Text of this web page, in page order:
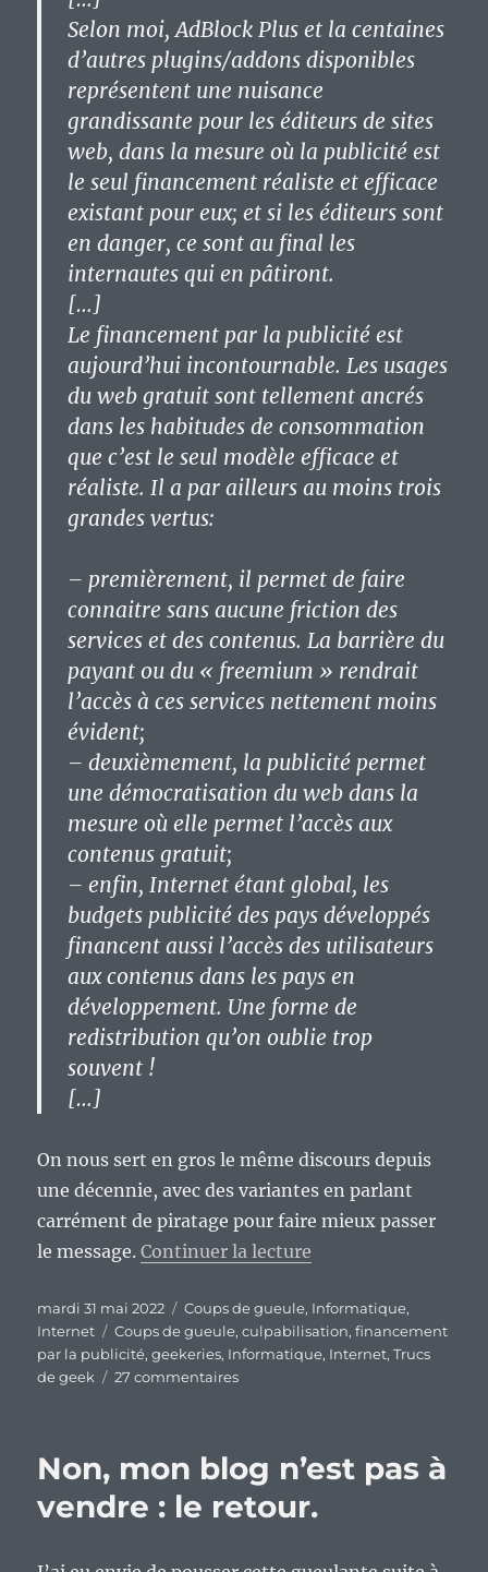
Selon moi, AdBlock Plus et la centaines
d’autres plugins/addons disponibles
représentent une nuisance
grandissante pour les éditeurs de sites
web, dans la mesure où la publicité est
le seul financement réaliste et efficace
existant pour eux; et si les éditeurs sont
en danger, ce sont au final les
internautes qui en pâtiront.
[…]
Le financement par la publicité est
aujourd’hui incontournable. Les usages
du web gratuit sont tellement ancrés
dans les habitudes de consommation
que c’est le seul modèle efficace et
réaliste. Il a par ailleurs au moins trois
grandes vertus:
– premièrement, il permet de faire
connaitre sans aucune friction des
services et des contenus. La barrière du
payant ou du « freemium » rendrait
l’accès à ces services nettement moins
évident;
– deuxièmement, la publicité permet
une démocratisation du web dans la
mesure où elle permet l’accès aux
contenus gratuit;
– enfin, Internet étant global, les
budgets publicité des pays développés
financent aussi l’accès des utilisateurs
aux contenus dans les pays en
développement. Une forme de
redistribution qu’on oublie trop
souvent !
[…]
On nous sert en gros le même discours depuis
une décennie, avec des variantes en parlant
carrément de piratage pour faire mieux passer
le message.Continuer la lecture
Publié
le
mardi 31 mai 2022 Catégories
Coups de gueule, Informatique,
Internet
Étiquettes
Coups de gueule,culpabilisation,financement
par la publicité,geekeries, Informatique, Internet,Trucs
de geek
27 commentairessur
certaines
personnes
:
Non, mon blog n’est pas à
vendre : le retour.